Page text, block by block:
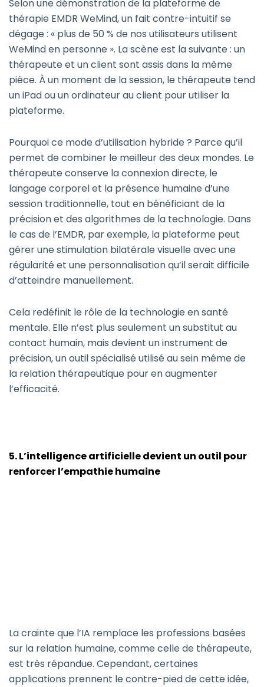
Selon une démonstration de la plateforme de
thérapie EMDR WeMind, un fait contre-intuitif se
dégage : « plus de 50 % de nos utilisateurs utilisent
WeMind en personne ». La scène est la suivante : un
thérapeute et un client sont assis dans la même
pièce. À un moment de la session, le thérapeute tend
un iPad ou un ordinateur au client pour utiliser la
plateforme.
Pourquoi ce mode d’utilisation hybride ? Parce qu’il
permet de combiner le meilleur des deux mondes. Le
thérapeute conserve la connexion directe, le
langage corporel et la présence humaine d’une
session traditionnelle, tout en bénéficiant de la
précision et des algorithmes de la technologie. Dans
le cas de l’EMDR, par exemple, la plateforme peut
gérer une stimulation bilatérale visuelle avec une
régularité et une personnalisation qu’il serait difficile
d’atteindre manuellement.
Cela redéfinit le rôle de la technologie en santé
mentale. Elle n’est plus seulement un substitut au
contact humain, mais devient un instrument de
précision, un outil spécialisé utilisé au sein même de
la relation thérapeutique pour en augmenter
l’efficacité.
5. L’intelligence artificielle devient un outil pour
renforcer l’empathie humaine
La crainte que l’IA remplace les professions basées
sur la relation humaine, comme celle de thérapeute,
est très répandue. Cependant, certaines
applications prennent le contre-pied de cette idée,